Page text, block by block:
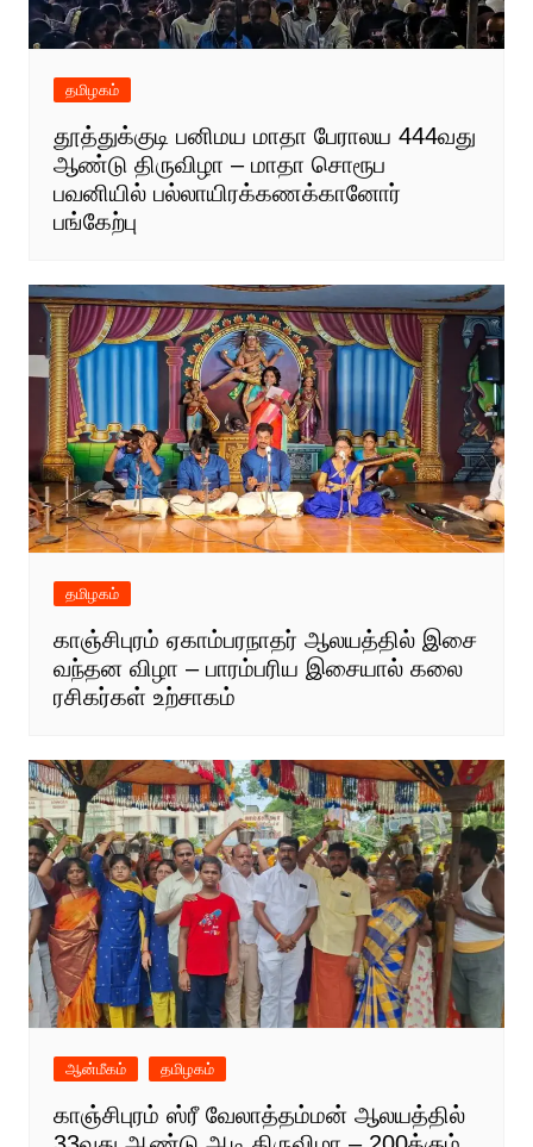
தமிழகம்
தூத்துக்குடி பனிமய மாதா பேராலய 444வது
ஆண்டு திருவிழா – மாதா சொரூப
பவனியில் பல்லாயிரக்கணக்கானோர்
பங்கேற்பு
தமிழகம்
காஞ்சிபுரம் ஏகாம்பரநாதர் ஆலயத்தில் இசை
வந்தன விழா – பாரம்பரிய இசையால் கலை
ரசிகர்கள் உற்சாகம்
ஆன்மீகம் தமிழகம்
காஞ்சிபுரம் ஸ்ரீ வேலாத்தம்மன் ஆலயத்தில்